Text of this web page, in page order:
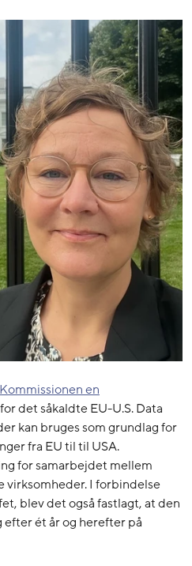
en
for det såkaldte EU-U.S. Data
kan bruges som grundlag for
fra EU til til USA.
for samarbejdet mellem
virksomheder. I forbindelse
blev det også fastlagt, at den
efter ét år og herefter på